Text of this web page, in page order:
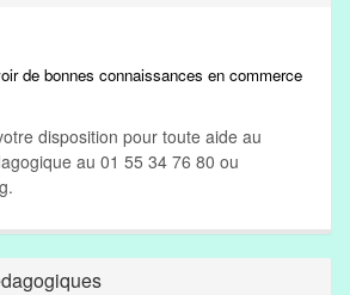
de bonnes connaissances en commerce
disposition pour toute aide au
au 01 55 34 76 80 ou
.